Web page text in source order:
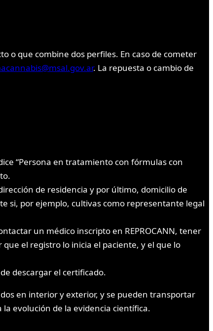
o que combine dos perfiles. En caso de cometer
. La repuesta o cambio de
“Persona en tratamiento con fórmulas con
de residencia y por último, domicilio de
si, por ejemplo, cultivas como representante legal
un médico inscripto en REPROCANN, tener
el registro lo inicia el paciente, y el que lo
descargar el certificado.
en interior y exterior, y se pueden transportar
evolución de la evidencia científica.